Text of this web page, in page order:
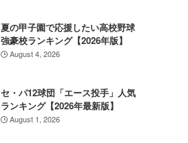
夏の甲子園で応援したい高校野球
強豪校ランキング【2026年版】
August 4, 2026
セ・パ12球団「エース投手」人気
ランキング【2026年最新版】
August 1, 2026